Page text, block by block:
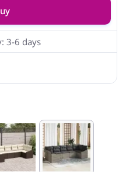
3-6 days